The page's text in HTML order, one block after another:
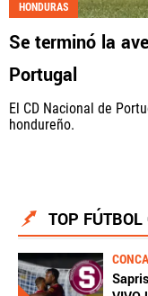
HONDURAS
Se terminó la
Portugal
El CD Nacional de
hondureño.
TOP